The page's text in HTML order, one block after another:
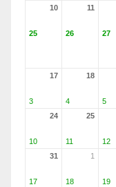
10
25
11
26 27
17
3
18
4 5
24
10
25
11 12
31
17
1
18 19